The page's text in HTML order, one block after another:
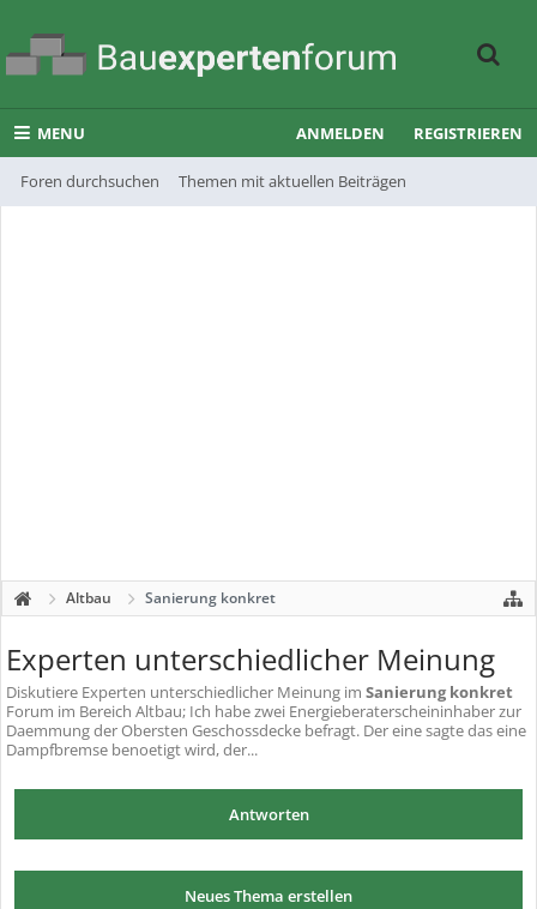
MENU
Foren durchsuchen Themen mit aktuellen Beiträgen
ANMELDEN REGISTRIEREN
Altbau Sanierung konkret
Experten unterschiedlicher Meinung
Diskutiere Experten unterschiedlicher Meinung im Sanierung konkret
Forum im Bereich Altbau; Ich habe zwei Energieberaterscheininhaber zur
Daemmung der Obersten Geschossdecke befragt. Der eine sagte das eine
Dampfbremse benoetigt wird, der...
Antworten
Neues Thema erstellen